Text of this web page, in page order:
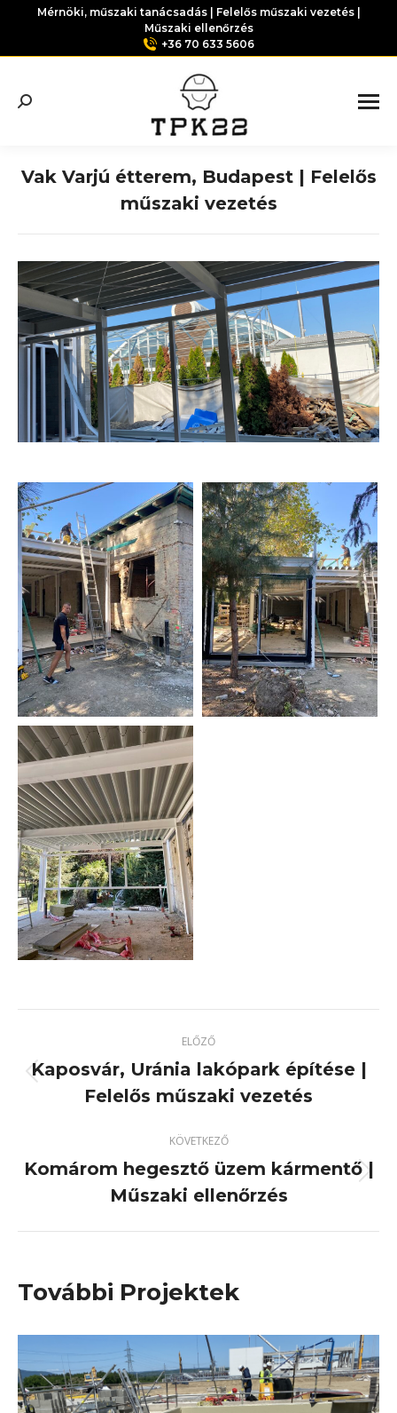
Mérnöki, műszaki tanácsadás | Felelős műszaki vezetés |
Műszaki ellenőrzés
+36 70 633 5606
Search:
Vak Varjú étterem, Budapest | Felelős
műszaki vezetés
navigation
ELŐZŐ
Previous
project:
Kaposvár, Uránia lakópark építése |
Felelős műszaki vezetés
KÖVETKEZŐ
Next
project:
Komárom hegesztő üzem kármentő |
Műszaki ellenőrzés
További Projektek